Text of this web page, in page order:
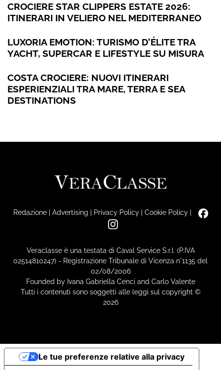
CROCIERE STAR CLIPPERS ESTATE 2026:
ITINERARI IN VELIERO NEL MEDITERRANEO
LUXORIA EMOTION: TURISMO D’ÉLITE TRA
YACHT, SUPERCAR E LIFESTYLE SU MISURA
COSTA CROCIERE: NUOVI ITINERARI
ESPERIENZIALI TRA MARE, TERRA E SEA
DESTINATIONS
Redazione| Advertising | Privacy Policy| Cookie Policy|
Veraclasse è una testata di Caval Service S.r.l. (P.IVA
02514810247) - Registrazione Tribunale di Vicenza n°1135 del
02/08/2006
Founded by Ivana Gabriella Cenci and Carlo Valente
Tutti i contenuti sono soggetti alle leggi sul copyright ©
2026
Le tue preferenze relative alla privacy